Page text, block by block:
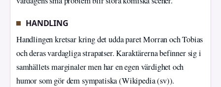
HANDLING
Handlingen kretsar kring det udda paret Morran och Tobias
och deras vardagliga strapatser. Karaktärerna befinner sig i
samhällets marginaler men har en egen värdighet och
humor som gör dem sympatiska (Wikipedia (sv)).